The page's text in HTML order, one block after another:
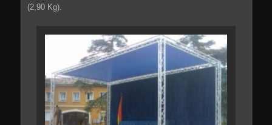
(2,90 Kg).